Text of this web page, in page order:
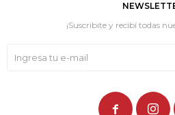
¡Suscribite y recibí todas
 